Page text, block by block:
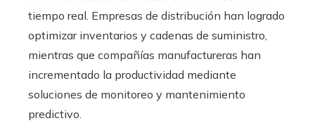
tiempo real. Empresas de distribución han logrado
optimizar inventarios y cadenas de suministro,
mientras que compañías manufactureras han
incrementado la productividad mediante
soluciones de monitoreo y mantenimiento
predictivo.